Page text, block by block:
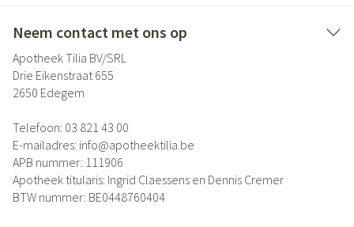
Neem contact met ons op
Apotheek Tilia BV/SRL
Drie Eikenstraat 655
2650 Edegem
Telefoon: 03 821 43 00
E-mailadres: info@apotheektilia.be
APB nummer: 111906
Apotheek titularis: Ingrid Claessens en Dennis Cremer
BTW nummer: BE0448760404